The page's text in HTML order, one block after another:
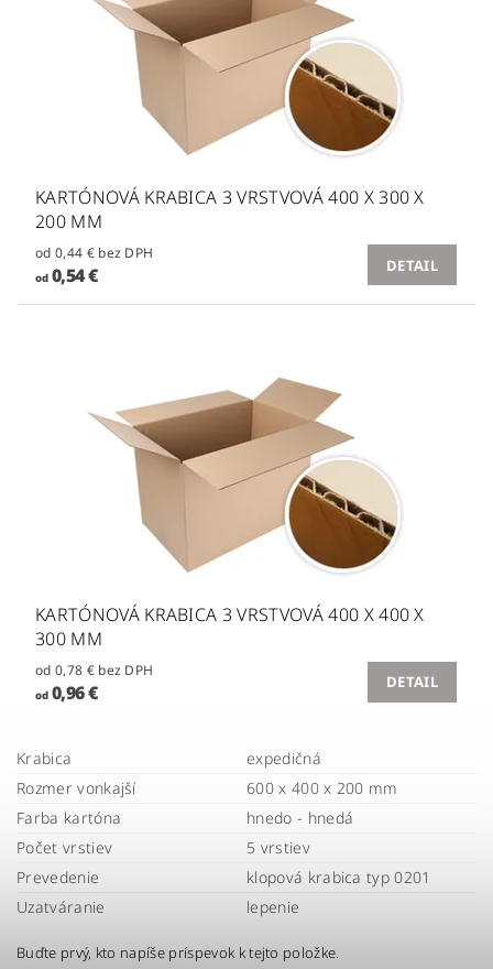
KARTÓNOVÁ KRABICA 3 VRSTVOVÁ 400 X 300 X
200 MM
od 0,44 € bez DPH
od0,54 € DETAIL
KARTÓNOVÁ KRABICA 3 VRSTVOVÁ 400 X 400 X
300 MM
od 0,78 € bez DPH
od0,96 € DETAIL
Krabica
expedičná
Rozmer vonkajší
600 x 400 x 200 mm
Farba kartóna
hnedo - hnedá
Počet vrstiev
5 vrstiev
Prevedenie
klopová krabica typ 0201
Uzatváranie
lepenie
Buďte prvý, kto napíše príspevok k tejto položke.